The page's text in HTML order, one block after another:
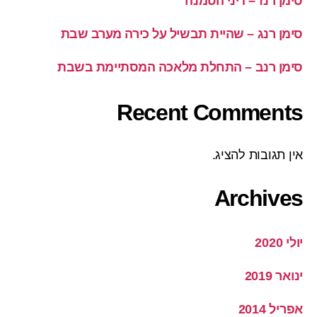
סימן רנג – שהיית תבשיל על כירה מערב שבת
סימן רנב – התחלת מלאכה המסתיימת בשבת
Recent Comments
אין תגובות להציג.
Archives
יולי 2020
ינואר 2019
אפריל 2014